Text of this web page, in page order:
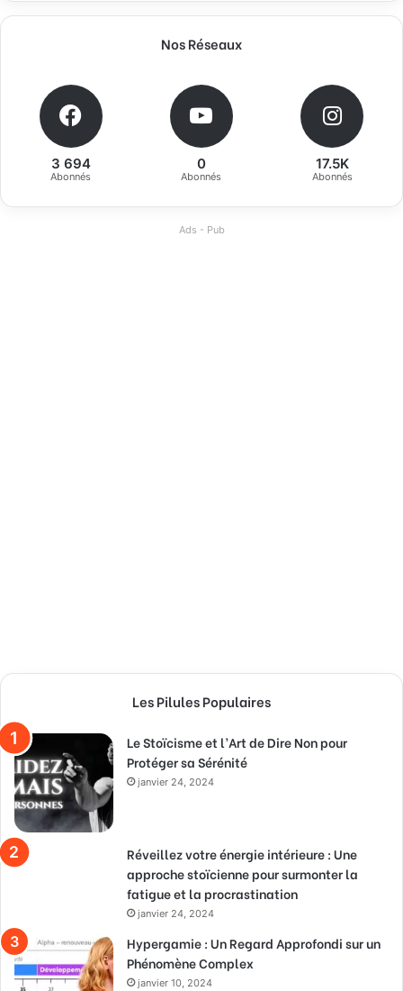
Nos Réseaux
3 694
Abonnés
0
Abonnés
17.5K
Abonnés
Ads - Pub
Les Pilules Populaires
Le Stoïcisme et l’Art de Dire Non pour
Protéger sa Sérénité
janvier 24, 2024
Réveillez votre énergie intérieure : Une
approche stoïcienne pour surmonter la
fatigue et la procrastination
janvier 24, 2024
Hypergamie : Un Regard Approfondi sur un
Phénomène Complex
janvier 10, 2024